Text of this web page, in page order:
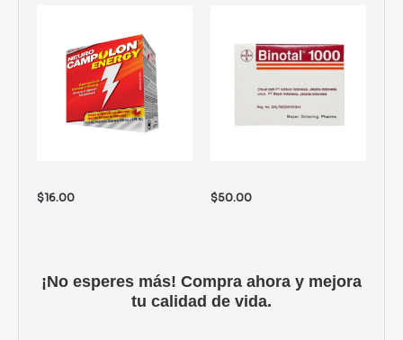
$16.00 $50.00
¡No esperes más! Compra ahora y mejora
tu calidad de vida.